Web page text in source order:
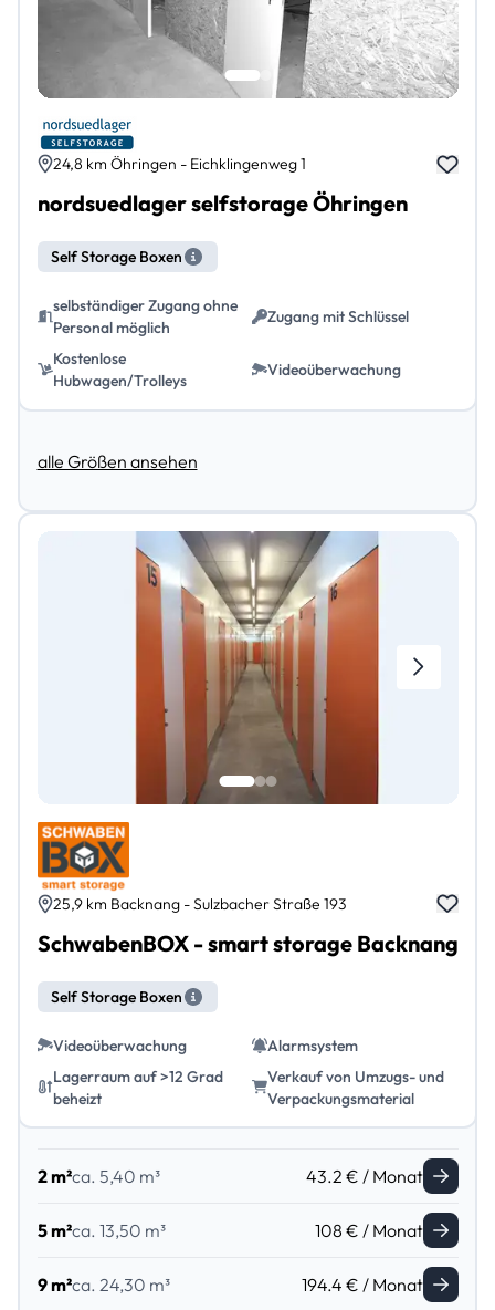
24,8 km Öhringen - Eichklingenweg 1
nordsuedlager selfstorage Öhringen
Self Storage Boxen
selbständiger Zugang ohne
Personal möglich
Zugang mit Schlüssel
Kostenlose
Hubwagen/Trolleys
Videoüberwachung
alle Größen ansehen
25,9 km Backnang - Sulzbacher Straße 193
SchwabenBOX - smart storage Backnang
Self Storage Boxen
Videoüberwachung
Alarmsystem
Lagerraum auf >12 Grad
beheizt
Verkauf von Umzugs- und
Verpackungsmaterial
2 m²ca. 5,40 m³ 43.2 € / Monat
5 m²ca. 13,50 m³ 108 € / Monat
9 m²ca. 24,30 m³ 194.4 € / Monat